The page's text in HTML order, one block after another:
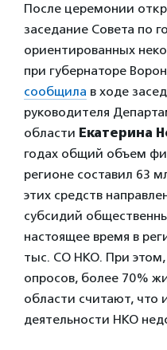
После церемонии
заседание Совета по
ориентированных
при губернаторе
сообщила в ходе
руководителя
области Екатерина
годах общий объем
регионе составил 63
этих средств
субсидий
настоящее время в
тыс. СО НКО. При
опросов, более 70%
области считают,
деятельности НКО